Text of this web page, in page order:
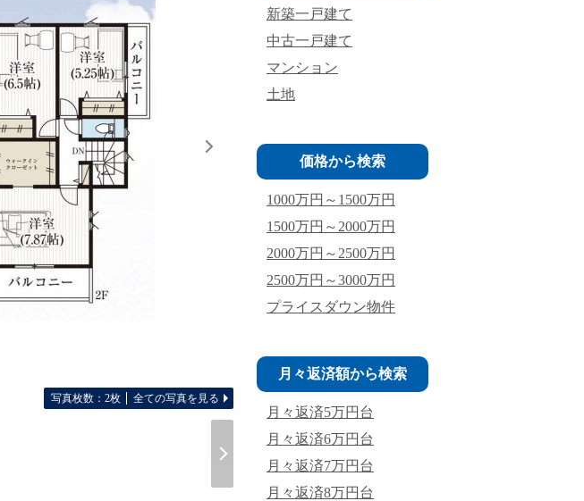
写真枚数：2枚 全ての写真を見る
新築一戸建て
中古一戸建て
マンション
土地
価格から検索
1000万円～1500万円
1500万円～2000万円
2000万円～2500万円
2500万円～3000万円
プライスダウン物件
月々返済額から検索
月々返済5万円台
月々返済6万円台
月々返済7万円台
月々返済8万円台